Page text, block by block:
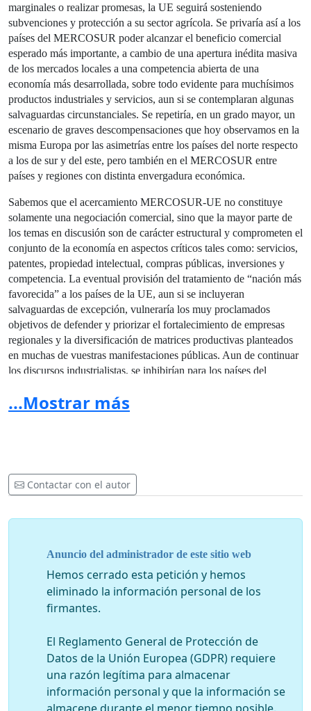
marginales o realizar promesas, la UE seguirá sosteniendo
subvenciones y protección a su sector agrícola. Se privaría así a los
países del MERCOSUR poder alcanzar el beneficio comercial
esperado más importante, a cambio de una apertura inédita masiva
de los mercados locales a una competencia abierta de una
economía más desarrollada, sobre todo evidente para muchísimos
productos industriales y servicios, aun si se contemplaran algunas
salvaguardas circunstanciales. Se repetiría, en un grado mayor, un
escenario de graves descompensaciones que hoy observamos en la
misma Europa por las asimetrías entre los países del norte respecto
a los de sur y del este, pero también en el MERCOSUR entre
países y regiones con distinta envergadura económica.
Sabemos que el acercamiento MERCOSUR-UE no constituye
solamente una negociación comercial, sino que la mayor parte de
los temas en discusión son de carácter estructural y comprometen el
conjunto de la economía en aspectos críticos tales como: servicios,
patentes, propiedad intelectual, compras públicas, inversiones y
competencia. La eventual provisión del tratamiento de “nación más
favorecida” a los países de la UE, aun si se incluyeran
salvaguardas de excepción, vulneraría los muy proclamados
objetivos de defender y priorizar el fortalecimiento de empresas
regionales y la diversificación de matrices productivas planteados
en muchas de vuestras manifestaciones públicas. Aun de continuar
los discursos industrialistas, se inhibirían para los países del
desarrollo económico, utilizadas históricamente también por los
En lo inmediato, es preciso contraponer ultimatismos (ej: afirmar
que debe negociar ahora o nunca), posibles maniobras (ej:
forma independiente, tal como lo hizo con la Comunidad Andina,
distorsión de la realidad (ej: no aclarándose que las consecuencias
por parte de la UE a partir del 1° de enero para Argentina, Brasil,
Uruguay y Venezuela serán marginales y pueden ser asimiladas sin
dificultad).
De forma de poder decidir qué tipo de entendimiento con Europa
es posible y conveniente para el MERCOSUR, resulta
imprescindible que vuestros gobiernos convoquen inmediatamente
a la más amplia participación democrática para el análisis y debate
de los efectos estructurales de corto y largo plazo -generales,
...Mostrar más
Contactar con el autor
Anuncio del administrador de este sitio web
Hemos cerrado esta petición y hemos
eliminado la información personal de los
firmantes.
El Reglamento General de Protección de
Datos de la Unión Europea (GDPR) requiere
una razón legítima para almacenar
información personal y que la información se